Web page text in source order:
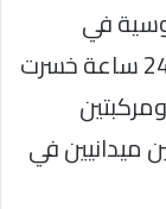
في
مقاطعتي سومي وخاركوف، وخلال 24 ساعة خسرت
من 235 جنديًا، ومركبتين
ومدفعين ميدانيين في